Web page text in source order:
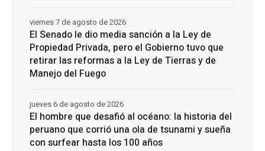
El Senado le dio media sanción a la Ley de
Propiedad Privada, pero el Gobierno tuvo que
retirar las reformas a la Ley de Tierras y de
Manejo del Fuego
viernes 7 de agosto de 2026
El hombre que desafió al océano: la historia del
peruano que corrió una ola de tsunami y sueña
con surfear hasta los 100 años
jueves 6 de agosto de 2026